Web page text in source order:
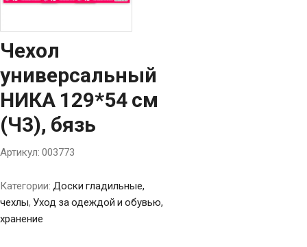
Чехол
универсальный
НИКА 129*54 см
(Ч3), бязь
Артикул: 003773
Категории: Доски гладильные,
чехлы, Уход за одеждой и обувью,
хранение